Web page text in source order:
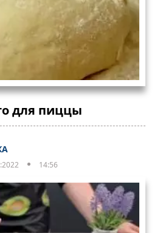
для пиццы
14:56